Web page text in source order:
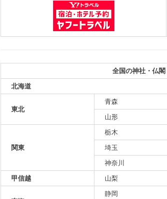
全国の神社・仏
北海道
東北
青森
山形
関東
栃木
埼玉
神奈川
甲信越
山梨
静岡